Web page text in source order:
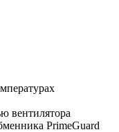
вентилятора
PrimeGuard